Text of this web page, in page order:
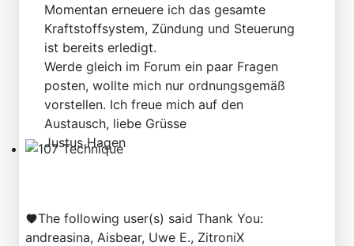
Momentan erneuere ich das gesamte
Kraftstoffsystem, Zündung und Steuerung
ist bereits erledigt.
Werde gleich im Forum ein paar Fragen
posten, wollte mich nur ordnungsgemäß
vorstellen. Ich freue mich auf den
Austausch, liebe Grüsse
Justus Hagen
The following user(s) said Thank You:
andreasina, Aisbear, Uwe E., ZitroniX